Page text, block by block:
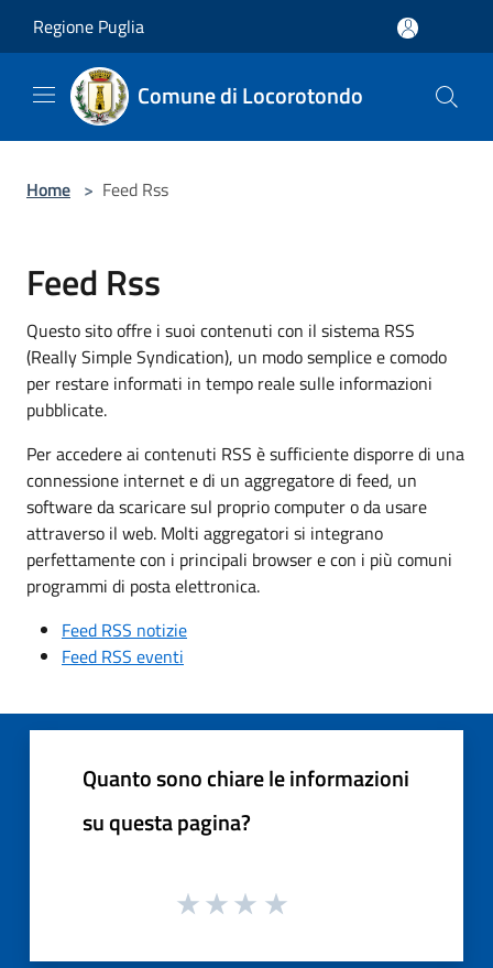
Regione Puglia
Comune di Locorotondo
Home > Feed Rss
Feed Rss
Questo sito offre i suoi contenuti con il sistema RSS
(Really Simple Syndication), un modo semplice e comodo
per restare informati in tempo reale sulle informazioni
pubblicate.
Per accedere ai contenuti RSS è sufficiente disporre di una
connessione internet e di un aggregatore di feed, un
software da scaricare sul proprio computer o da usare
attraverso il web. Molti aggregatori si integrano
perfettamente con i principali browser e con i più comuni
programmi di posta elettronica.
Feed RSS notizie
Feed RSS eventi
Quanto sono chiare le informazioni
su questa pagina?